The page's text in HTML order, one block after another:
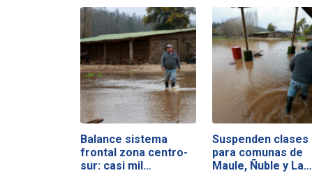
Balance sistema
frontal zona centro-
sur: casi mil…
Suspenden clases
para comunas de
Maule, Ñuble y La…